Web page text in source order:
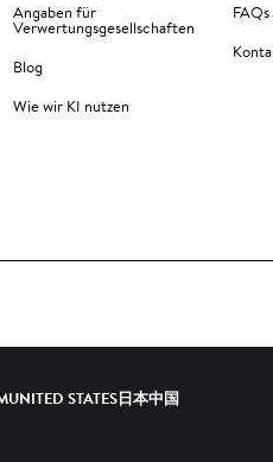
Angaben für
Verwertungsgesellschaften
Blog
Wie wir KI nutzen
FAQs
UNITED STATES日本中国